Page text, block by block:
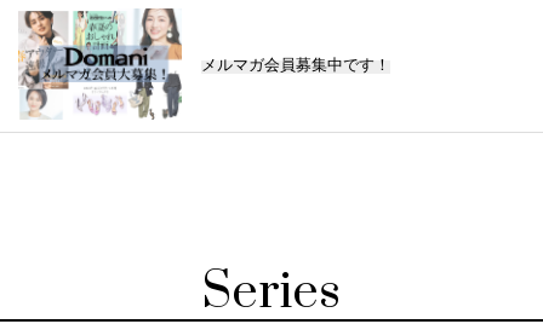
メルマガ会員募集中です！
Series